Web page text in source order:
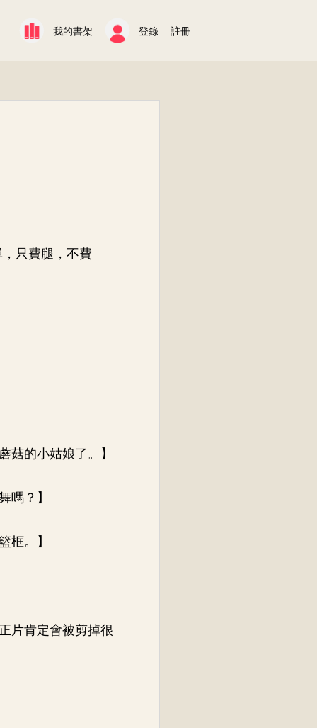
我的書架 登錄 註冊
只費腿，不費
菇的小姑娘了。】
嗎？】
框。】
片肯定會被剪掉很